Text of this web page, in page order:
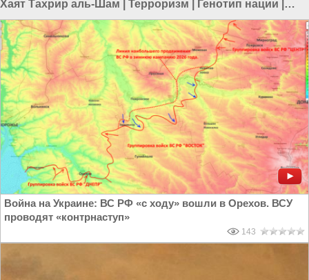
Хаят Тахрир аль-Шам
Терроризм Генотип нации
Терроризм в Сирии
Война на Украине: ВС РФ «с ходу» вошли в Орехов. ВСУ
проводят «контрнаступ»
143